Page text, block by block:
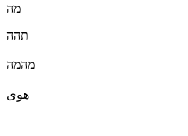
מה
תהה
מהמה
هوى